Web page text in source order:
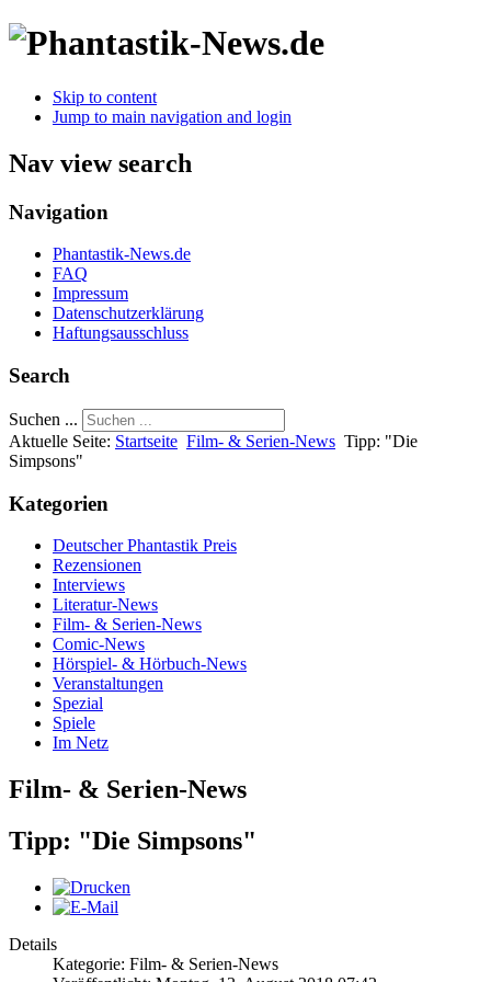
Skip to content
Jump to main navigation and login
Nav view search
Navigation
Phantastik-News.de
FAQ
Impressum
Datenschutzerklärung
Haftungsausschluss
Search
Suchen ...
Aktuelle Seite: Startseite Film- & Serien-News Tipp: "Die
Simpsons"
Kategorien
Deutscher Phantastik Preis
Rezensionen
Interviews
Literatur-News
Film- & Serien-News
Comic-News
Hörspiel- & Hörbuch-News
Veranstaltungen
Spezial
Spiele
Im Netz
Film- & Serien-News
Tipp: "Die Simpsons"
Details
Kategorie: Film- & Serien-News